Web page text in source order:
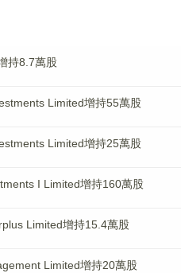
持8.7萬股
Limited增持55萬股
Limited增持25萬股
I Limited增持160萬股
Limited增持15.4萬股
Limited增持20萬股